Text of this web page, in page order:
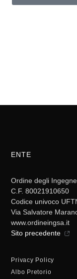
ENTE
Ordine degli
C.F. 80021910650
Codice univoco
Via Salvatore
www.ordineingsa.it
Sito precedente
Privacy Policy
Albo Pretorio